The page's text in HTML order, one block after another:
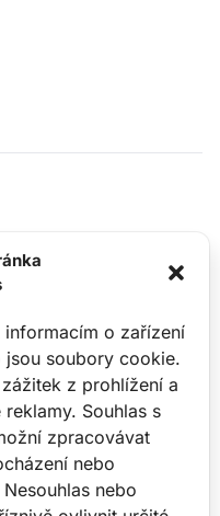
o zařízení
soubory cookie.
z prohlížení a
Souhlas s
zpracovávat
nebo
nebo